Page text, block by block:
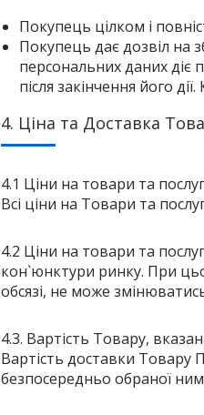
Покупець цілком і
Покупець дає дозвіл на
персональних даних діє
після закінчення його
4. Ціна та Доставка
4.1 Ціни на товари та
Всі ціни на Товари та
4.2 Ціни на товари та
кон`юнктури ринку. При
обсязі, не може
4.3. Вартість Товару,
Вартість доставки Товару
безпосередньо обраної